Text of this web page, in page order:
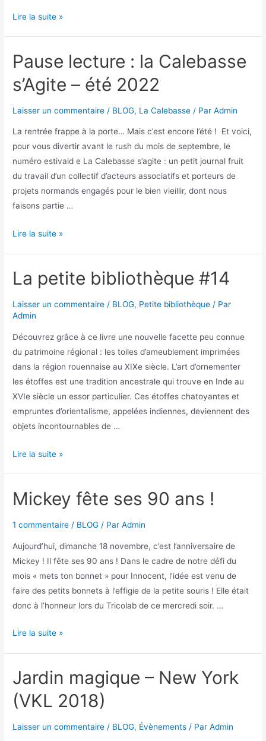
Lire la suite »
Pause lecture : la Calebasse
s’Agite – été 2022
Laisser un commentaire / BLOG, La Calebasse / ParAdmin
La rentrée frappe à la porte… Mais c’est encore l’été ! Et voici,
pour vous divertir avant le rush du mois de septembre, le
numéro estivald e La Calebasse s’agite : un petit journal fruit
du travail d’un collectif d’acteurs associatifs et porteurs de
projets normands engagés pour le bien vieillir, dont nous
faisons partie …
Lire la suite »
La petite bibliothèque #14
Laisser un commentaire / BLOG, Petite bibliothèque / Par
Admin
Découvrez grâce à ce livre une nouvelle facette peu connue
du patrimoine régional : les toiles d’ameublement imprimées
dans la région rouennaise au XIXe siècle. L’art d’ornementer
les étoffes est une tradition ancestrale qui trouve en Inde au
XVIe siècle un essor particulier. Ces étoffes chatoyantes et
empruntes d’orientalisme, appelées indiennes, deviennent des
objets incontournables de …
Lire la suite »
Mickey fête ses 90 ans !
1 commentaire / BLOG / ParAdmin
Aujourd’hui, dimanche 18 novembre, c’est l’anniversaire de
Mickey ! Il fête ses 90 ans ! Dans le cadre de notre défi du
mois « mets ton bonnet » pour Innocent, l’idée est venu de
faire des petits bonnets à l’effigie de la petite souris ! Elle était
donc à l’honneur lors du Tricolab de ce mercredi soir. …
Lire la suite »
Jardin magique – New York
(VKL 2018)
Laisser un commentaire / BLOG, Évènements / ParAdmin